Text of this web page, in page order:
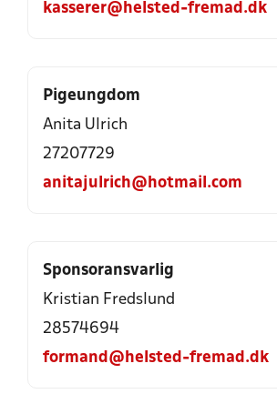
kasserer@helsted-fremad.dk
Pigeungdom
Anita Ulrich
27207729
anitajulrich@hotmail.com
Sponsoransvarlig
Kristian Fredslund
28574694
formand@helsted-fremad.dk